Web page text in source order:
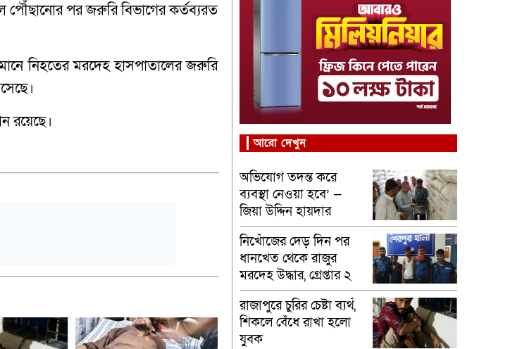
পৌঁছানোর পর জরুরি বিভাগের কর্তব্যরত
নিহতের মরদেহ হাসপাতালের জরুরি
রয়েছে।
আরো দেখুন
অভিযোগ তদন্ত করে
ব্যবস্থা নেওয়া হবে’ —
জিয়া উদ্দিন হায়দার
নিখোঁজের দেড় দিন পর
ধানখেত থেকে রাজুর
মরদেহ উদ্ধার, গ্রেপ্তার ২
রাজাপুরে চুরির চেষ্টা ব্যর্থ,
শিকলে বেঁধে রাখা হলো
যুবক